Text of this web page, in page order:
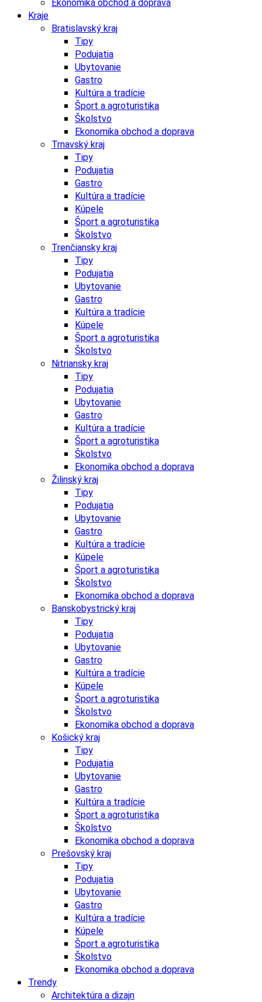
Ekonomika obchod a doprava
Kraje
Bratislavský kraj
Tipy
Podujatia
Ubytovanie
Gastro
Kultúra a tradície
Šport a agroturistika
Školstvo
Ekonomika obchod a doprava
Trnavský kraj
Tipy
Podujatia
Gastro
Kultúra a tradície
Kúpele
Šport a agroturistika
Školstvo
Trenčiansky kraj
Tipy
Podujatia
Ubytovanie
Gastro
Kultúra a tradície
Kúpele
Šport a agroturistika
Školstvo
Nitriansky kraj
Tipy
Podujatia
Ubytovanie
Gastro
Kultúra a tradície
Šport a agroturistika
Školstvo
Ekonomika obchod a doprava
Žilinský kraj
Tipy
Podujatia
Ubytovanie
Gastro
Kultúra a tradície
Kúpele
Šport a agroturistika
Školstvo
Ekonomika obchod a doprava
Banskobystrický kraj
Tipy
Podujatia
Ubytovanie
Gastro
Kultúra a tradície
Kúpele
Šport a agroturistika
Školstvo
Ekonomika obchod a doprava
Košický kraj
Tipy
Podujatia
Ubytovanie
Gastro
Kultúra a tradície
Šport a agroturistika
Školstvo
Ekonomika obchod a doprava
Prešovský kraj
Tipy
Podujatia
Ubytovanie
Gastro
Kultúra a tradície
Kúpele
Šport a agroturistika
Školstvo
Ekonomika obchod a doprava
Trendy
Architektúra a dizajn